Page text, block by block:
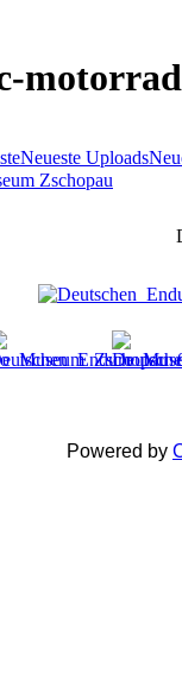
Neueste Uploads
Zschopau
Powered by